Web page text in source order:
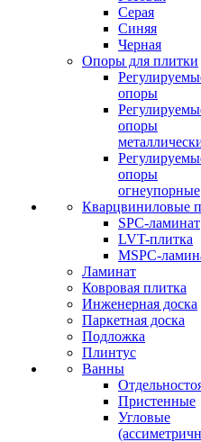
Серая
Синяя
Черная
Опоры для плитки
опоры
опоры
опоры
огнеупорные
Кварцвиниловые
SPC-ламинат
LVT-плитка
MSPC-
Ламинат
Ковровая плитка
Инженерная доска
Паркетная доска
Подложка
Плинтус
Ванны
Пристенные
Угловые